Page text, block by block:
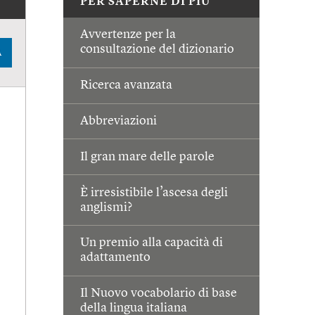
Avvertenze per la
consultazione del dizionario
Ricerca avanzata
Abbreviazioni
Il gran mare delle parole
È irresistibile l’ascesa degli
anglismi?
Un premio alla capacità di
adattamento
Il Nuovo vocabolario di base
della lingua italiana